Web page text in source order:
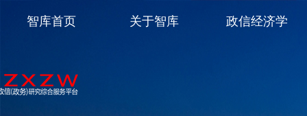
智库首页 关于智库 政信经济学